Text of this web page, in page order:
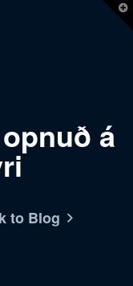
á
to Blog